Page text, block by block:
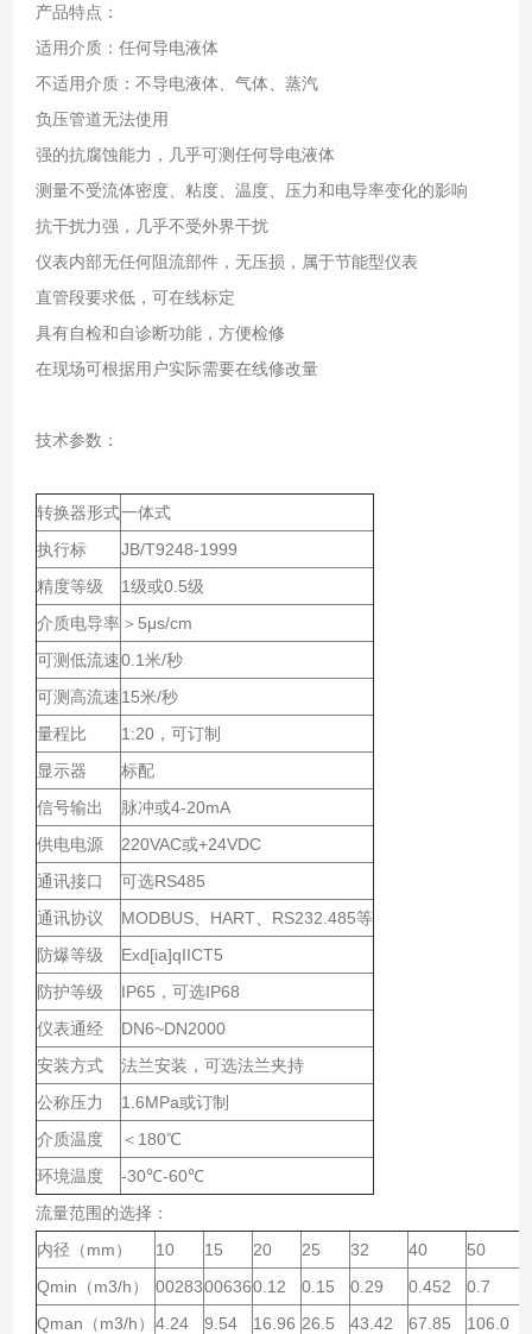
产品特点：
适用介质：任何导电液体
不适用介质：不导电液体、气体、蒸汽
负压管道无法使用
强的抗腐蚀能力，几乎可测任何导电液体
测量不受流体密度、粘度、温度、压力和电导率变化的影响
抗干扰力强，几乎不受外界干扰
仪表内部无任何阻流部件，无压损，属于节能型仪表
直管段要求低，可在线标定
具有自检和自诊断功能，方便检修
在现场可根据用户实际需要在线修改量
技术参数：
转换器形式一体式
执行标
JB/T9248-1999
精度等级
1级或0.5级
介质电导率 ＞5μs/cm
可测低流速0.1米/秒
可测 高流速15米/秒
量程比
1:20，可订制
显示器
标配
信号输出
脉冲或4-20mA
供电电源
220VAC或+24VDC
通讯接口
可选RS485
通讯协议
MODBUS、HART、RS232.485等
防爆等级
Exd[ia]qIICT5
防护等级
IP65，可选IP68
仪表通经
DN6~DN2000
安装方式
法兰安装，可选法兰夹持
公称压力
1.6MPa或订制
介质温度
＜180℃
环境温度
-30℃-60℃
流量范围的选择：
内径（mm）
10 15 20 25 32 40 50
Qmin（m3/h）
00283006360.12 0.15 0.29 0.452 0.7
Qman（m3/h） 4.24 9.54 16.96 26.5 43.42 67.85 106.0